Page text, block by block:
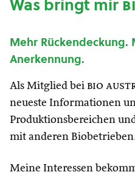
Was bringt mir
Mehr Rückendeckung.
Anerkennung.
Als Mitglied bei bio
neueste Informationen
Produktionsbereichen
mit anderen
Meine Interessen